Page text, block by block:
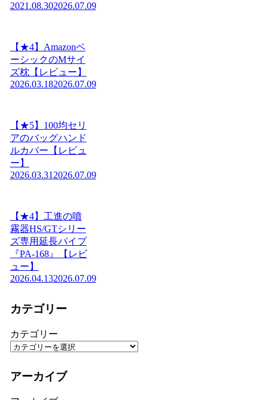
2021.08.302026.07.09
【★4】Amazonベ
ーシックのMサイ
ズ枕【レビュー】
2026.03.182026.07.09
【★5】100均セリ
アのバッグハンド
ルカバー【レビュ
ー】
2026.03.31 2026.07.09
【★4】工進の噴
霧器HS/GTシリー
ズ専用延長パイプ
『PA-168』【レビ
ュー】
2026.04.132026.07.09
カテゴリー
カテゴリー
アーカイブ